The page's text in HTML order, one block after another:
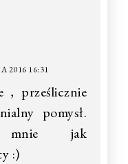
2016 16:31
, prześlicznie
pomysł.
mnie jak
:)